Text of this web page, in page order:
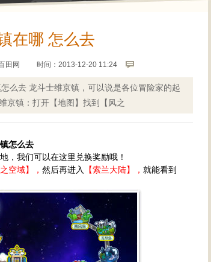
在哪 怎么去
田网 时间：2013-12-20 11:24
么去 龙斗士维京镇，可以说是各位冒险家的起
京镇：打开【地图】找到【风之
怎么去
，我们可以在这里兑换奖励哦！
之空域】， 然后再进入 【索兰大陆】， 就能看到